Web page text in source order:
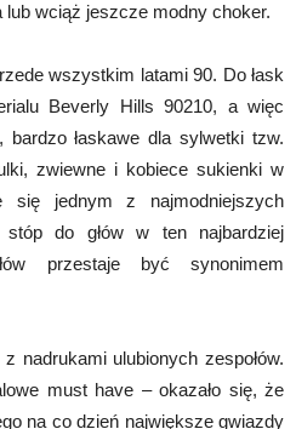
wciąż jeszcze modny choker.
wszystkim latami 90. Do łask
Beverly Hills 90210, a więc
łaskawe dla sylwetki tzw.
zwiewne i kobiece sukienki w
się jednym z najmodniejszych
stóp do głów w ten najbardziej
przestaje być synonimem
nadrukami ulubionych zespołów.
must have – okazało się, że
na co dzień największe gwiazdy